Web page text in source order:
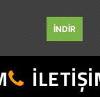
İNDİR